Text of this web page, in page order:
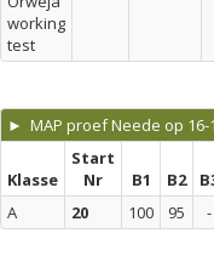
working
test
► MAP proef Neede op 16-
Klasse
Start
Nr
B1 B2
A
20 100 95 -